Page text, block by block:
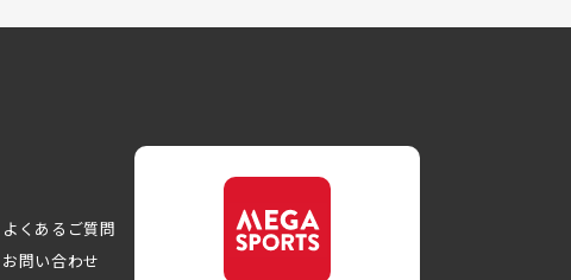
くあるご質問
問い合わせ